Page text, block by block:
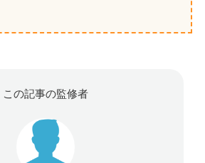
この記事の監修者